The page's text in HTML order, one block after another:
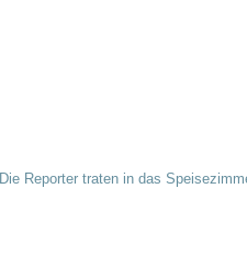
Die Reporter traten in das